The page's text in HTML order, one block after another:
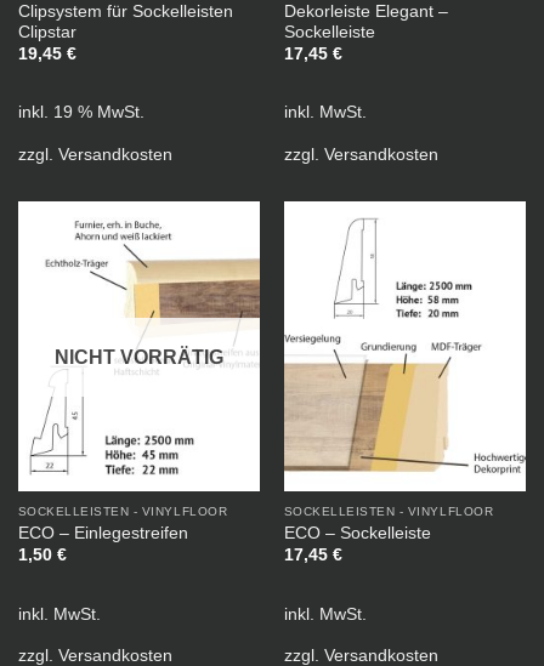
Clipsystem für Sockelleisten
Clipstar
19,45 €
inkl. 19 % MwSt.
zzgl. Versandkosten
Dekorleiste Elegant –
Sockelleiste
17,45 €
inkl. MwSt.
zzgl. Versandkosten
NICHT VORRÄTIG
SOCKELLEISTEN - VINYLFLOOR
ECO – Einlegestreifen
1,50 €
inkl. MwSt.
zzgl. Versandkosten
SOCKELLEISTEN - VINYLFLOOR
ECO – Sockelleiste
17,45 €
inkl. MwSt.
zzgl. Versandkosten